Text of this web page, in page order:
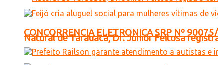
Natural de Tarauacá, Dr. Júnior Feitosa
CONCORRENCIA ELETRONICA SRP Nº